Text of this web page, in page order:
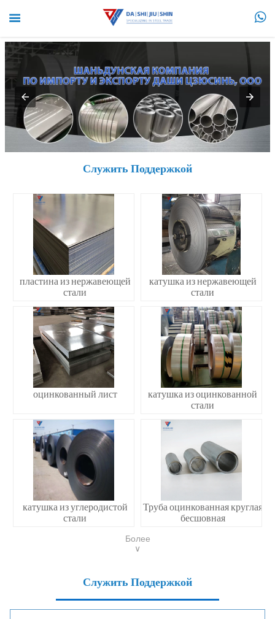
 
Служить Поддержкой
пластина из нержавеющей
стали
катушка из нержавеющей
стали
оцинкованный лист
катушка из оцинкованной
стали
катушка из углеродистой
стали
Труба оцинкованная круглая
бесшовная
Более
∨
Служить Поддержкой